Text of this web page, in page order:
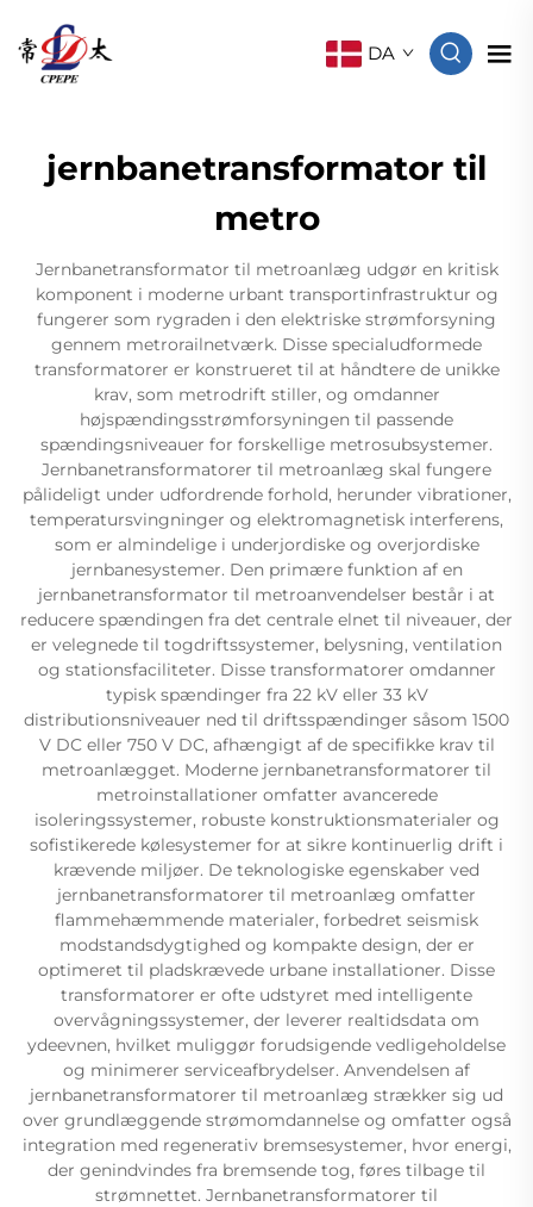
DA
jernbanetransformator til
metro
Jernbanetransformator til metroanlæg udgør en kritisk
komponent i moderne urbant transportinfrastruktur og
fungerer som rygraden i den elektriske strømforsyning
gennem metrorailnetværk. Disse specialudformede
transformatorer er konstrueret til at håndtere de unikke
krav, som metrodrift stiller, og omdanner
højspændingsstrømforsyningen til passende
spændingsniveauer for forskellige metrosubsystemer.
Jernbanetransformatorer til metroanlæg skal fungere
pålideligt under udfordrende forhold, herunder vibrationer,
temperatursvingninger og elektromagnetisk interferens,
som er almindelige i underjordiske og overjordiske
jernbanesystemer. Den primære funktion af en
jernbanetransformator til metroanvendelser består i at
reducere spændingen fra det centrale elnet til niveauer, der
er velegnede til togdriftssystemer, belysning, ventilation
og stationsfaciliteter. Disse transformatorer omdanner
typisk spændinger fra 22 kV eller 33 kV
distributionsniveauer ned til driftsspændinger såsom 1500
V DC eller 750 V DC, afhængigt af de specifikke krav til
metroanlægget. Moderne jernbanetransformatorer til
metroinstallationer omfatter avancerede
isoleringssystemer, robuste konstruktionsmaterialer og
sofistikerede kølesystemer for at sikre kontinuerlig drift i
krævende miljøer. De teknologiske egenskaber ved
jernbanetransformatorer til metroanlæg omfatter
flammehæmmende materialer, forbedret seismisk
modstandsdygtighed og kompakte design, der er
optimeret til pladskrævede urbane installationer. Disse
transformatorer er ofte udstyret med intelligente
overvågningssystemer, der leverer realtidsdata om
ydeevnen, hvilket muliggør forudsigende vedligeholdelse
og minimerer serviceafbrydelser. Anvendelsen af
jernbanetransformatorer til metroanlæg strækker sig ud
over grundlæggende strømomdannelse og omfatter også
integration med regenerativ bremsesystemer, hvor energi,
der genindvindes fra bremsende tog, føres tilbage til
strømnettet. Jernbanetransformatorer til